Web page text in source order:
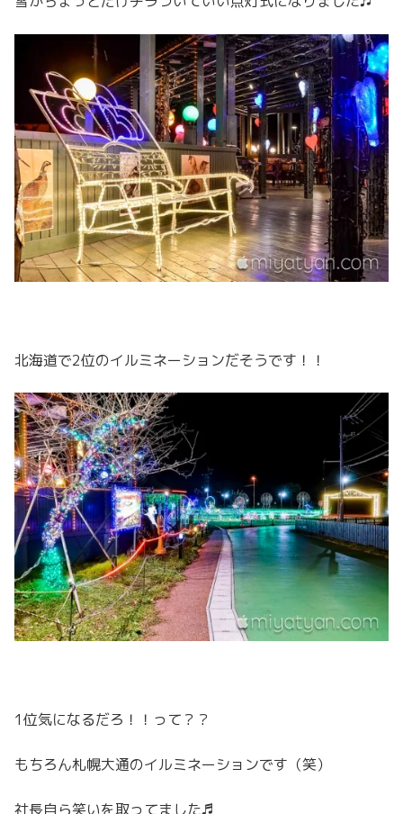
北海道で2位のイルミネーションだそうです！！
1位気になるだろ！！って？？
もちろん札幌大通のイルミネーションです（笑）
社長自ら笑いを取ってました♬